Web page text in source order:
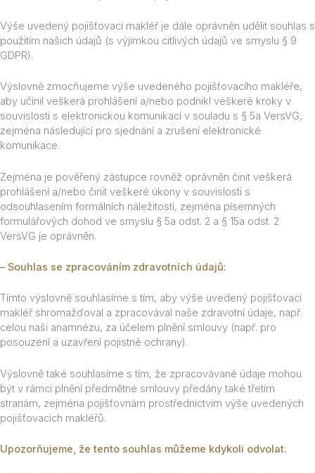
Výše uvedený pojišťovací makléř je dále oprávněn udělit souhlas s
použitím našich údajů (s výjimkou citlivých údajů ve smyslu § 9
GDPR).
Výslovně zmocňujeme výše uvedeného pojišťovacího makléře,
aby učinil veškerá prohlášení a/nebo podnikl veškeré kroky v
souvislosti s elektronickou komunikací v souladu s § 5a VersVG,
zejména následující pro sjednání a zrušení elektronické
komunikace.
Zejména je pověřený zástupce rovněž oprávněn činit veškerá
prohlášení a/nebo činit veškeré úkony v souvislosti s
odsouhlasením formálních náležitostí, zejména písemných
formulářových dohod ve smyslu § 5a odst. 2 a § 15a odst. 2
VersVG je oprávněn.
– Souhlas se zpracováním zdravotních údajů:
Tímto výslovně souhlasíme s tím, aby výše uvedený pojišťovací
makléř shromažďoval a zpracovával naše zdravotní údaje, např.
celou naši anamnézu, za účelem plnění smlouvy (např. pro
posouzení a uzavření pojistné ochrany).
Výslovně také souhlasíme s tím, že zpracovávané údaje mohou
být v rámci plnění předmětné smlouvy předány také třetím
stranám, zejména pojišťovnám prostřednictvím výše uvedených
pojišťovacích makléřů.
Upozorňujeme, že tento souhlas můžeme kdykoli odvolat.